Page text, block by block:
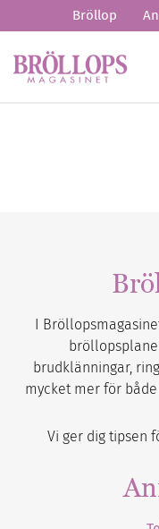
Bröllop
I
brudklänningar,
mycket mer för
Vi ger dig tipsen